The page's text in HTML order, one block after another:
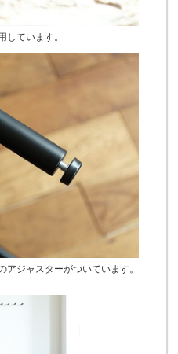
しています。
ジャスターがついています。